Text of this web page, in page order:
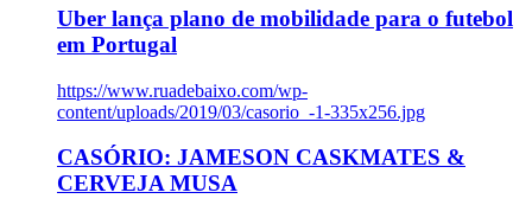
Uber lança plano de mobilidade para o futebol
em Portugal
https://www.ruadebaixo.com/wp-
content/uploads/2019/03/casorio_-1-335x256.jpg
CASÓRIO: JAMESON CASKMATES &
CERVEJA MUSA